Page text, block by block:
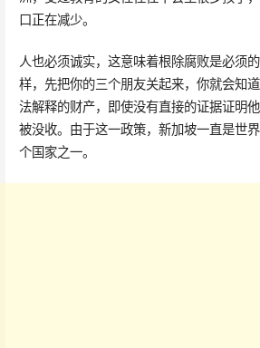
口正在减少。
人也必须诚实，这意味着根除腐败是必须
样，先把你的三个朋友关起来，你就会知
法解释的财产，即使没有直接的证据证明
被没收。由于这一政策，新加坡一直是世
个国家之一。